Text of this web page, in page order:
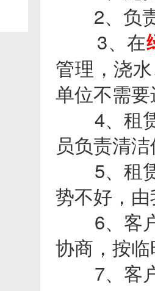
2、负责
3、在
管理，浇
单位不需
4、租赁
员负责清
5、租赁
势不好，
6、客户
协商，按
7、客户